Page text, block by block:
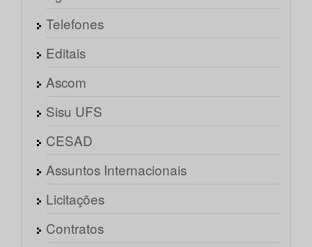
Telefones
Editais
Ascom
Sisu UFS
CESAD
Assuntos Internacionais
Licitações
Contratos